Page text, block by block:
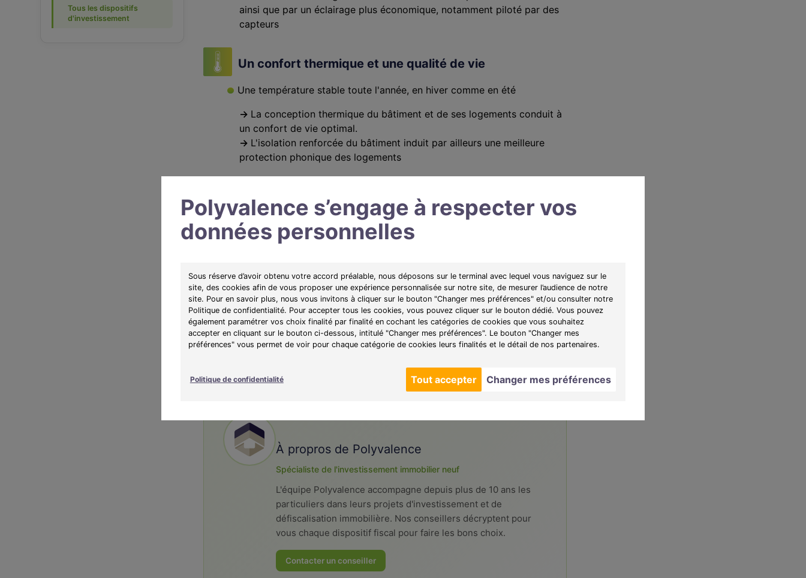
Polyvalence s’engage à respecter vos
données personnelles
Sous réserve d’avoir obtenu votre accord préalable, nous déposons sur le terminal avec lequel vous naviguez sur le
site, des cookies afin de vous proposer une expérience personnalisée sur notre site, de mesurer l’audience de notre
site. Pour en savoir plus, nous vous invitons à cliquer sur le bouton "Changer mes préférences" et/ou consulter notre
Politique de confidentialité. Pour accepter tous les cookies, vous pouvez cliquer sur le bouton dédié. Vous pouvez
également paramétrer vos choix finalité par finalité en cochant les catégories de cookies que vous souhaitez
accepter en cliquant sur le bouton ci-dessous, intitulé "Changer mes préférences". Le bouton "Changer mes
préférences" vous permet de voir pour chaque catégorie de cookies leurs finalités et le détail de nos partenaires.
Politique de confidentialité Tout accepter Changer mes préférences
Tous les dispositifs
d'investissement
ainsi que par un éclairage plus économique, notamment piloté par des
capteurs
Un confort thermique et une qualité de vie
Une température stable toute l'année, en hiver comme en été
→ La conception thermique du bâtiment et de ses logements conduit à
un confort de vie optimal.
→ L'isolation renforcée du bâtiment induit par ailleurs une meilleure
protection phonique des logements
RE 2020 : La nouvelle norme en vigueur dans le neuf
Ainsi, en plus de la performance énergétique, son objectif est de diminuer
l’empreinte environnementale des constructions.
Sobriété énergétique et décarbonation de l’énergie
Diminution de l’impact carbone du bâtiment pendant tout son cycle de
vie
Garantie de confort en cas de forte chaleur
À propros de Polyvalence
Spécialiste de l'investissement immobilier neuf
L'équipe Polyvalence accompagne depuis plus de 10 ans les
particuliers dans leurs projets d'investissement et de
défiscalisation immobilière. Nos conseillers décryptent pour
vous chaque dispositif fiscal pour faire les bons choix.
Contacter un conseiller